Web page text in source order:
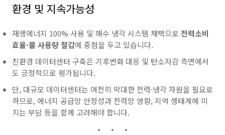
환경 및 지속가능성
재생에너지 100% 사용 및 해수 냉각 시스템 채택으로 전력소비
효율·물 사용량 절감에 중점을 두고 있습니다.
친환경 데이터센터 구축은 기후변화 대응 및 탄소저감 측면에서
도 긍정적으로 평가됩니다.
단, 대규모 데이터센터는 여전히 막대한 전력·냉각 자원을 필요로
하므로, 에너지 공급망 안정성과 전력망 영향, 지역 생태계에 미
치는 부담 등을 함께 고려해야 합니다.